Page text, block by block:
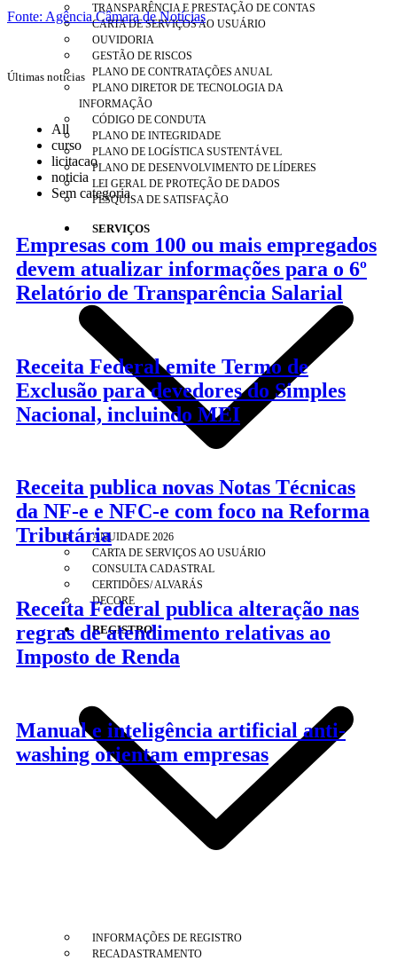
TRANSPARÊNCIA E PRESTAÇÃO DE CONTAS
CARTA DE SERVIÇOS AO USUÁRIO
OUVIDORIA
GESTÃO DE RISCOS
PLANO DE CONTRATAÇÕES ANUAL
PLANO DIRETOR DE TECNOLOGIA DA
INFORMAÇÃO
CÓDIGO DE CONDUTA
PLANO DE INTEGRIDADE
PLANO DE LOGÍSTICA SUSTENTÁVEL
PLANO DE DESENVOLVIMENTO DE LÍDERES
LEI GERAL DE PROTEÇÃO DE DADOS
PESQUISA DE SATISFAÇÃO
SERVIÇOS
ANUIDADE 2026
CARTA DE SERVIÇOS AO USUÁRIO
CONSULTA CADASTRAL
CERTIDÕES/ ALVARÁS
DECORE
REGISTRO
INFORMAÇÕES DE REGISTRO
RECADASTRAMENTO
Fonte: Agência Câmara de Notícias
Últimas notícias
All
curso
licitacao
noticia
Sem categoria
Empresas com 100 ou mais empregados
devem atualizar informações para o 6º
Relatório de Transparência Salarial
Receita Federal emite Termo de
Exclusão para devedores do Simples
Nacional, incluindo MEI
Receita publica novas Notas Técnicas
da NF-e e NFC-e com foco na Reforma
Tributária
Receita Federal publica alteração nas
regras de atendimento relativas ao
Imposto de Renda
Manual e inteligência artificial anti-
washing orientam empresas